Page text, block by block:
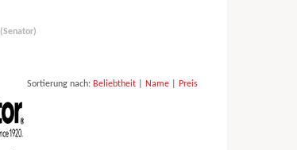
Sortierung nach: Beliebtheit| Name| Preis